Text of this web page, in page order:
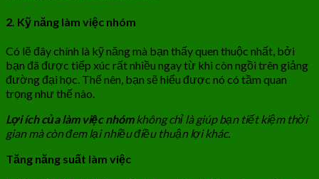
2. Kỹ năng làm việc nhóm
Có lẽ đây chính là kỹ năng mà bạn thấy quen thuộc nhất, bởi
bạn đã được tiếp xúc rất nhiều ngay từ khi còn ngồi trên giảng
đường đại học. Thế nên, bạn sẽ hiểu được nó có tầm quan
trọng như thế nào.
Lợi ích của làm việc nhómkhông chỉ là giúp bạn tiết kiệm thời
gian mà còn đem lại nhiều điều thuận lợi khác.
Tăng năng suất làm việc